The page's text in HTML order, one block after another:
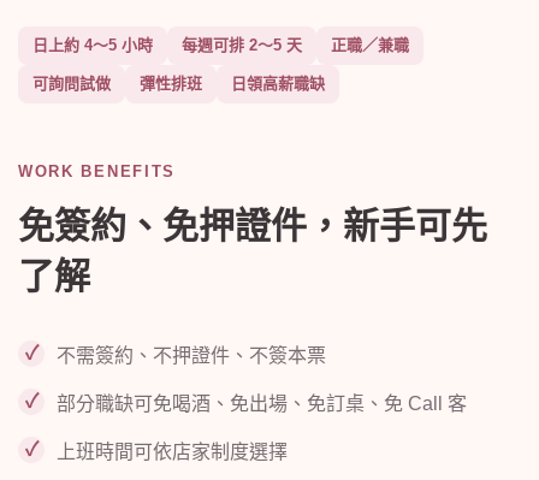
日上約 4～5 小時 每週可排 2～5 天 正職／兼職
可詢問試做 彈性排班 日領高薪職缺
WORK BENEFITS
免簽約、免押證件，新手可先
了解
不需簽約、不押證件、不簽本票
部分職缺可免喝酒、免出場、免訂桌、免 Call 客
上班時間可依店家制度選擇